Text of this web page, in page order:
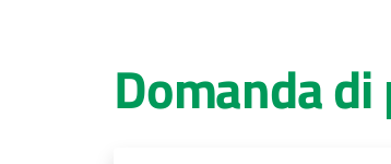
Domanda